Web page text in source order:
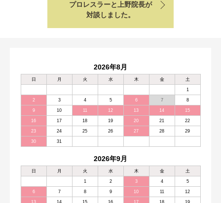
プロレスラーと上野院長が
対談しました。
2026年8月
日 月 火 水 木 金 土
1
2 3 4 5 6 7 8
9 10 11 12 13 14 15
16 17 18 19 20 21 22
23 24 25 26 27 28 29
30 31
2026年9月
日 月 火 水 木 金 土
1 2 3 4 5
6 7 8 9 10 11 12
13 14 15 16 17 18 19